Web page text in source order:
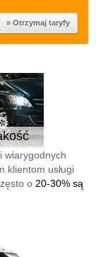
wiarygodnych
klientom usługi
o 20-30% są